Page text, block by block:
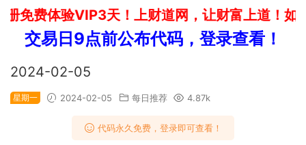
免费体验VIP3天！上财道网，让财富上道！如
交易日9点前公布代码，登录查看！
2024-02-05
星期一 2024-02-05 每日推荐 4.87k
代码永久免费，登录即可查看！